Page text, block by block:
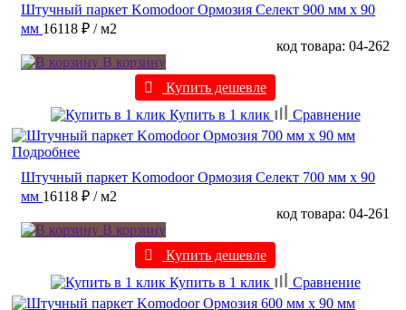
Штучный паркет Komodoor Ормозия Селект 900 мм х 90
мм 16118 ₽ / м2
код товара: 04-262
В корзину
Купить дешевле
Купить в 1 клик
Сравнение
Подробнее
Штучный паркет Komodoor Ормозия Селект 700 мм х 90
мм 16118 ₽ / м2
код товара: 04-261
В корзину
Купить дешевле
Купить в 1 клик
Сравнение